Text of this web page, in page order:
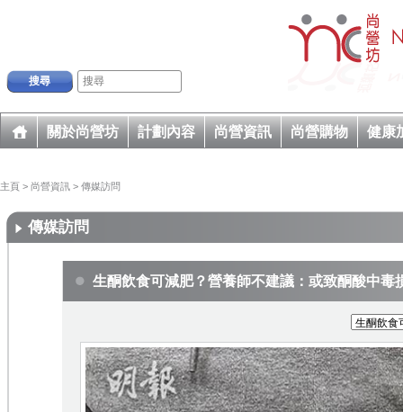
搜尋
關於尚營坊 計劃內容 尚營資訊 尚營購物 健康
主頁 > 尚營資訊 > 傳媒訪問
傳媒訪問
生酮飲食可減肥？營養師不建議：或致酮酸中毒